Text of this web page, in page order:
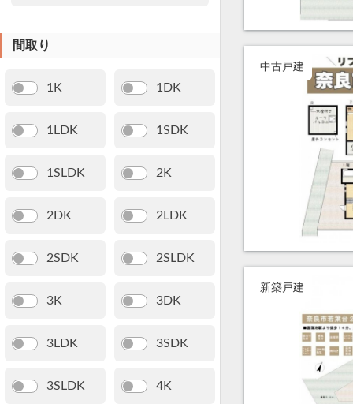
間取り
1K 1DK
1LDK 1SDK
1SLDK 2K
2DK 2LDK
2SDK 2SLDK
3K 3DK
3LDK 3SDK
3SLDK 4K
中古戸建
新築戸建